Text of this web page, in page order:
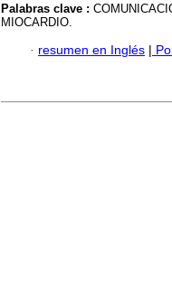
Palabras clave :
MIOCARDIO.
· resumen en Inglés |